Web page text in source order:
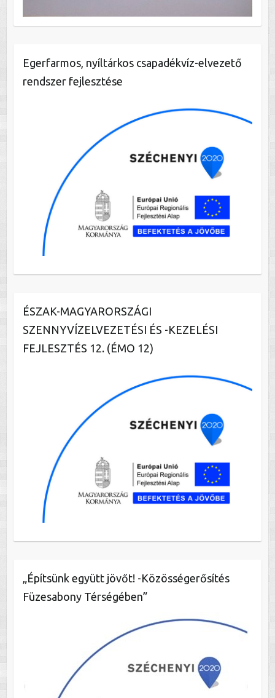
Egerfarmos, nyíltárkos csapadékvíz-elvezető
rendszer fejlesztése
ÉSZAK-MAGYARORSZÁGI
SZENNYVÍZELVEZETÉSI ÉS -KEZELÉSI
FEJLESZTÉS 12. (ÉMO 12)
„Építsünk együtt jövőt! -Közösségerősítés
Füzesabony Térségében”